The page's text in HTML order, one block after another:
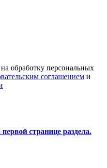
обработку персональных
соглашением и
странице раздела.